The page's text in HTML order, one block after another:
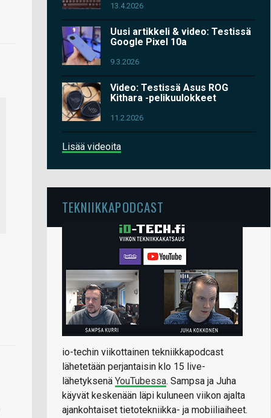
13.4.2026
Uusi artikkeli & video: Testissä
Google Pixel 10a
9.3.2026
Video: Testissä Asus ROG
Kithara -pelikuulokkeet
11.2.2026
Lisää videoita
TEKNIIKKAPODCAST
io-techin viikottainen tekniikkapodcast
lähetetään perjantaisin klo 15 live-
lähetyksenä YouTubessa. Sampsa ja Juha
käyvät keskenään läpi kuluneen viikon ajalta
ajankohtaiset tietotekniikka- ja mobiiliaiheet.